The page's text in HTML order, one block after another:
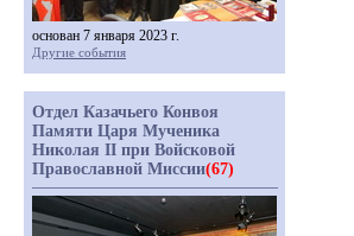
основан 7 января 2023 г.
Другие события
Отдел Казачьего Конвоя
Памяти Царя Мученика
Николая II при Войсковой
Православной Миссии(67)